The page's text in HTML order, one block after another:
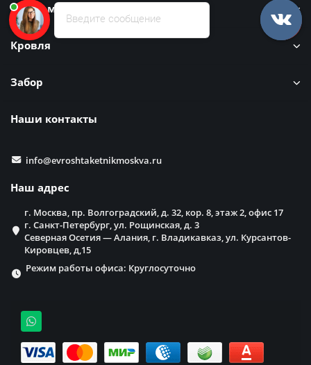
Информация
Кровля
Забор
Наши контакты
info@evroshtaketnikmoskva.ru
Наш адрес
г. Москва, пр. Волгоградский, д. 32, кор. 8, этаж 2, офис 17
г. Санкт-Петербург, ул. Рощинская, д. 3
Северная Осетия — Алания, г. Владикавказ, ул. Курсантов-
Кировцев, д,15
Режим работы офиса: Круглосуточно
Введите сообщение